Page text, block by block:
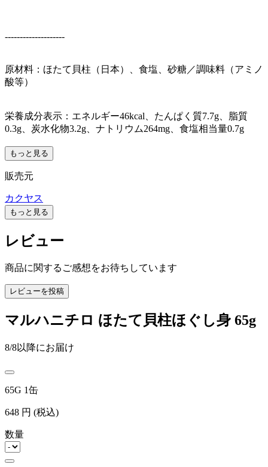
--------------------
原材料：ほたて貝柱（日本）、食塩、砂糖／調味料（アミノ
酸等）
栄養成分表示：エネルギー46kcal、たんぱく質7.7g、脂質
0.3g、炭水化物3.2g、ナトリウム264mg、食塩相当量0.7g
もっと見る
販売元
カクヤス
もっと見る
レビュー
商品に関するご感想をお待ちしています
レビューを投稿
マルハニチロ ほたて貝柱ほぐし身 65g
8/8以降にお届け
65G 1缶
648 円 (税込)
数量